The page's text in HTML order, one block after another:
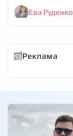
Ева Руденко
Реклама